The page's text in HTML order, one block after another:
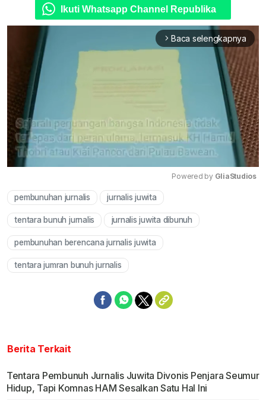
Ikuti Whatsapp Channel Republika
arrow_forward_ios Baca selengkapnya
Powered by GliaStudios
pembunuhan jurnalis jurnalis juwita
tentara bunuh jurnalis jurnalis juwita dibunuh
pembunuhan berencana jurnalis juwita
tentara jumran bunuh jurnalis
Berita Terkait
Tentara Pembunuh Jurnalis Juwita Divonis Penjara Seumur
Hidup, Tapi Komnas HAM Sesalkan Satu Hal Ini